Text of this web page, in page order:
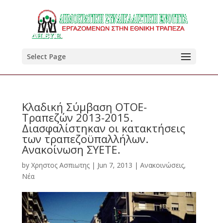
Select Page
Κλαδική Σύμβαση ΟΤΟΕ-
Τραπεζών 2013-2015.
Διασφαλίστηκαν οι κατακτήσεις
των τραπεζοϋπαλλήλων.
Ανακοίνωση ΣΥΕΤΕ.
by Χρηστος Ασπιωτης| Jun 7, 2013 | Ανακοινώσεις,
Νέα